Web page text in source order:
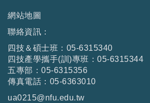
網站地圖
聯絡資訊：
四技＆碩士班：05-6315340
四技產學攜手(訓)專班：05-6315344
五專部：05-6315356
傳真電話：05-6363010
ua0215@nfu.edu.tw